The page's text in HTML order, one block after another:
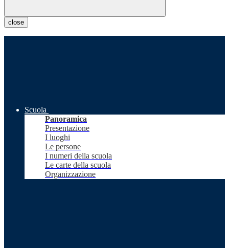
close
Scuola
Panoramica
Presentazione
I luoghi
Le persone
I numeri della scuola
Le carte della scuola
Organizzazione